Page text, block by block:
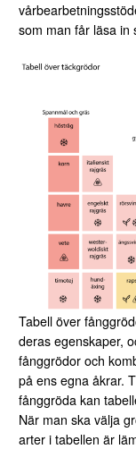
som man får läsa in
Tabell över
deras egenskaper,
fånggrödor och
på ens egna åkrar.
fånggröda kan
När man ska välja
arter i tabellen är